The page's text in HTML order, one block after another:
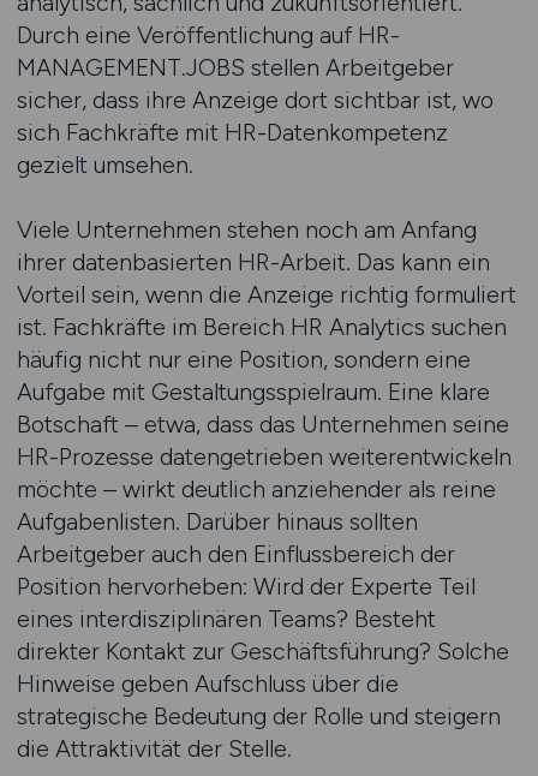
Durch eine Veröffentlichung auf HR-
MANAGEMENT.JOBS stellen Arbeitgeber
sicher, dass ihre Anzeige dort sichtbar ist, wo
sich Fachkräfte mit HR-Datenkompetenz
gezielt umsehen.
Viele Unternehmen stehen noch am Anfang
ihrer datenbasierten HR-Arbeit. Das kann ein
Vorteil sein, wenn die Anzeige richtig formuliert
ist. Fachkräfte im Bereich HR Analytics suchen
häufig nicht nur eine Position, sondern eine
Aufgabe mit Gestaltungsspielraum. Eine klare
Botschaft – etwa, dass das Unternehmen seine
HR-Prozesse datengetrieben weiterentwickeln
möchte – wirkt deutlich anziehender als reine
Aufgabenlisten. Darüber hinaus sollten
Arbeitgeber auch den Einflussbereich der
Position hervorheben: Wird der Experte Teil
eines interdisziplinären Teams? Besteht
direkter Kontakt zur Geschäftsführung? Solche
Hinweise geben Aufschluss über die
strategische Bedeutung der Rolle und steigern
die Attraktivität der Stelle.